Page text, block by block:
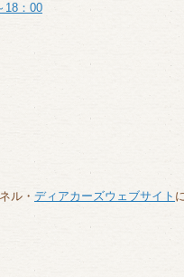
18：00
ル・ ディアカーズウェブサイト